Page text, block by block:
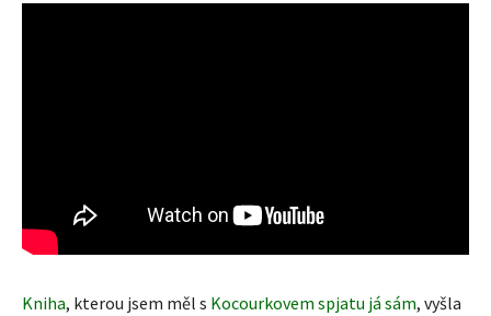
Kniha, kterou jsem měl s Kocourkovem spjatu já sám, vyšla